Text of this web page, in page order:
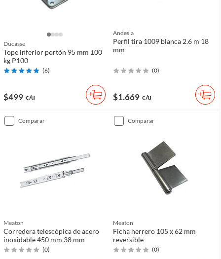
Ducasse
Tope inferior portón 95 mm 100
kg P100
(6)
$499 c/u
Andesia
Perfil tira 1009 blanca 2.6 m 18
mm
(0)
$1.669 c/u
comparar
Meaton
Corredera telescópica de acero
inoxidable 450 mm 38 mm
(0)
comparar
Meaton
Ficha herrero 105 x 62 mm
reversible
(0)